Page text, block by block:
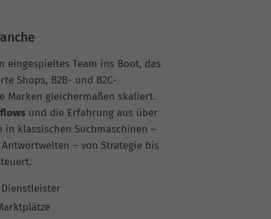
eingespieltes Team ins Boot, das
Shops, B2B- und B2C-
Marken gleichermaßen skaliert.
und die Erfahrung aus über
in klassischen Suchmaschinen –
– von Strategie bis